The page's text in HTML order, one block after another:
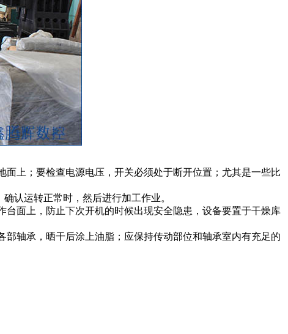
上；要检查电源电压，开关必须处于断开位置；尤其是一些比
认运转正常时，然后进行加工作业。
面上，防止下次开机的时候出现安全隐患，设备要置于干燥库
轴承，晒干后涂上油脂；应保持传动部位和轴承室内有充足的